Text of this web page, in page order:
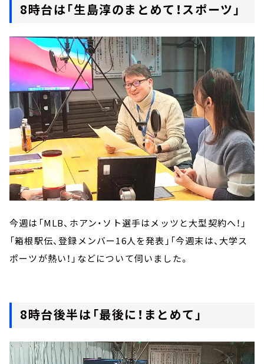
8時台は「生島淳のまとめて！スポーツ」
今週は「MLB、ホアン・ソト選手はメッツと大型契約へ！」
「箱根駅伝、登録メンバー16人を発表」「今週末は、大学ス
ポーツが熱い！」などについて伺いました。
8時台後半は「最後に！まとめて」